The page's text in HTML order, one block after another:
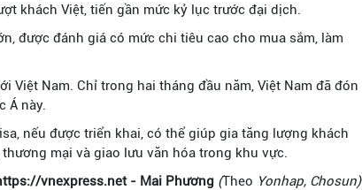
khách Việt, tiến gần mức kỷ lục trước đại dịch.
được đánh giá có mức chi tiêu cao cho mua sắm, làm
Việt Nam. Chỉ trong hai tháng đầu năm, Việt Nam đã đón
Á này.
nếu được triển khai, có thể giúp gia tăng lượng khách
mại và giao lưu văn hóa trong khu vực.
vnexpress.net - Mai Phương (Theo Yonhap, Chosun)